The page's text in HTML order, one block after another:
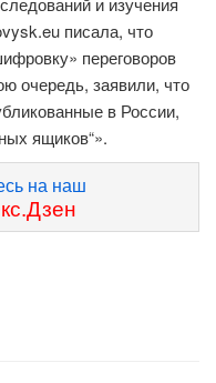
писала, что
переговоров
очередь, заявили, что
в России,
ящиков“».
на наш